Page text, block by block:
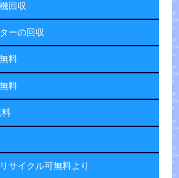
回収
ーの回収
料
料
料
サイクル可無料より